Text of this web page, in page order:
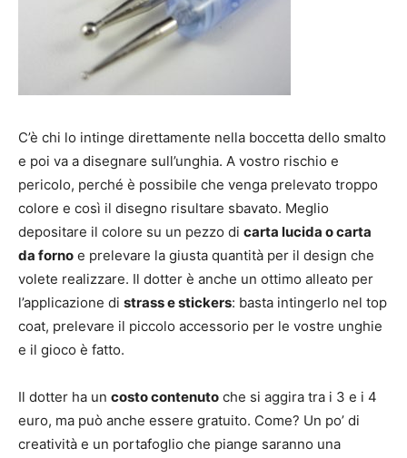
C’è chi lo intinge direttamente nella boccetta dello smalto
e poi va a disegnare sull’unghia. A vostro rischio e
pericolo, perché è possibile che venga prelevato troppo
colore e così il disegno risultare sbavato. Meglio
depositare il colore su un pezzo di carta lucida o carta
da forno e prelevare la giusta quantità per il design che
volete realizzare. Il dotter è anche un ottimo alleato per
l’applicazione di strass e stickers: basta intingerlo nel top
coat, prelevare il piccolo accessorio per le vostre unghie
e il gioco è fatto.
Il dotter ha un costo contenuto che si aggira tra i 3 e i 4
euro, ma può anche essere gratuito. Come? Un po’ di
creatività e un portafoglio che piange saranno una